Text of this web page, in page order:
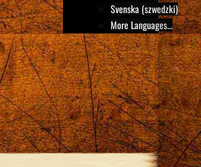
Svenska (szwedzki)
More Languages...